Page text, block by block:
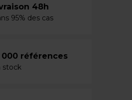
48h
95% des cas
000 références
stock